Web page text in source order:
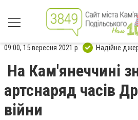
09:00, 15 вересня 2021 р. Надійне
На Кам'янеччині
артснаряд часів
війни